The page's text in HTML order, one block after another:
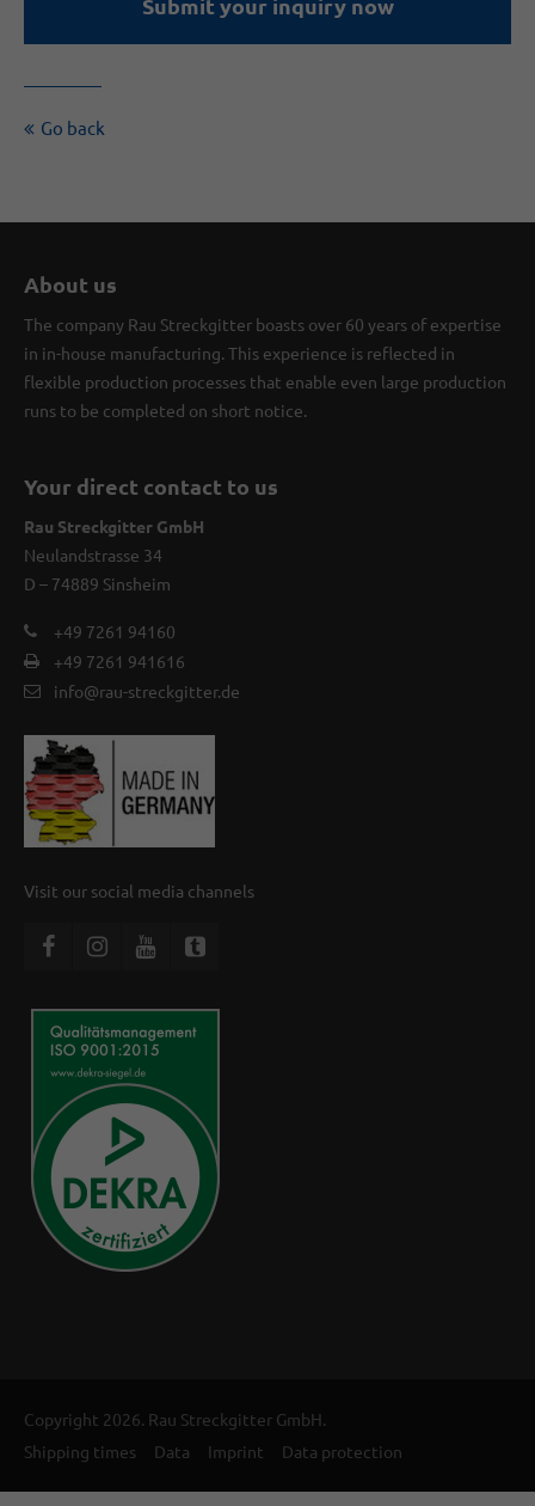
Go back
About us
The company Rau Streckgitter boasts over 60 years of expertise
in in-house manufacturing. This experience is reflected in
flexible production processes that enable even large production
runs to be completed on short notice.
Your direct contact to us
Rau Streckgitter GmbH
Neulandstrasse 34
D – 74889 Sinsheim
+49 7261 94160
+49 7261 941616
info@rau-streckgitter.de
Visit our social media channels
Copyright 2026. Rau Streckgitter GmbH.
Shipping times
Data Imprint Data protection